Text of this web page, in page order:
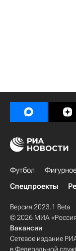
Футбол
Спецпроекты
Версия 2023.1 Beta
© 2026 МИА
Вакансии
Сетевое издание
в Федеральной